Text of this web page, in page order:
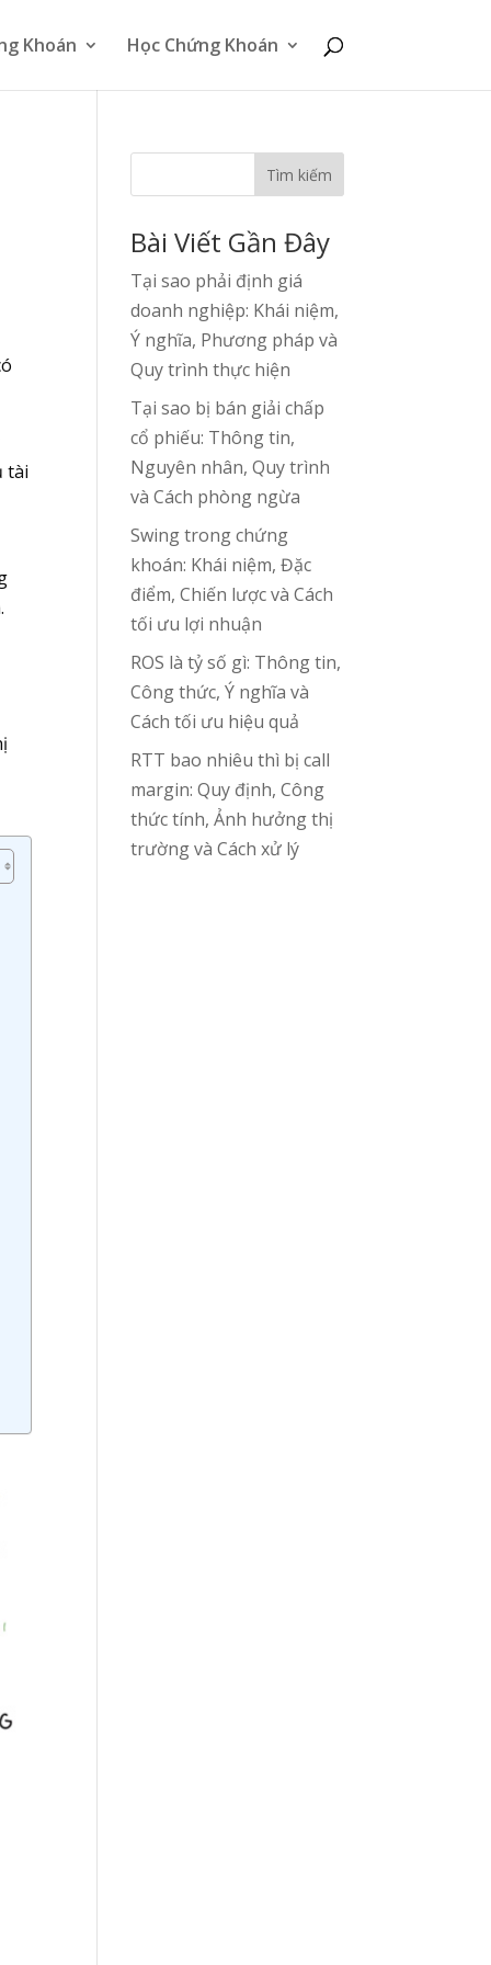
Khoán Học Chứng Khoán
tài
Tìm kiếm
Bài Viết Gần Đây
Tại sao phải định giá
doanh nghiệp: Khái niệm,
Ý nghĩa, Phương pháp và
Quy trình thực hiện
Tại sao bị bán giải chấp
cổ phiếu: Thông tin,
Nguyên nhân, Quy trình
và Cách phòng ngừa
Swing trong chứng
khoán: Khái niệm, Đặc
điểm, Chiến lược và Cách
tối ưu lợi nhuận
ROS là tỷ số gì: Thông tin,
Công thức, Ý nghĩa và
Cách tối ưu hiệu quả
RTT bao nhiêu thì bị call
margin: Quy định, Công
thức tính, Ảnh hưởng thị
trường và Cách xử lý